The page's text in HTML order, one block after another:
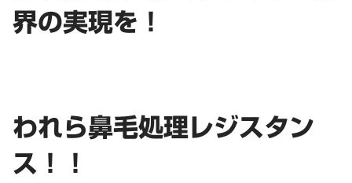
界の実現を！
われら鼻毛処理レジスタン
ス！！